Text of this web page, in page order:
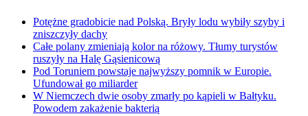
Potężne gradobicie nad Polską. Bryły lodu wybiły szyby i
zniszczyły dachy
Całe polany zmieniają kolor na różowy. Tłumy turystów
ruszyły na Halę Gąsienicową
Pod Toruniem powstaje najwyższy pomnik w Europie.
Ufundował go miliarder
W Niemczech dwie osoby zmarły po kąpieli w Bałtyku.
Powodem zakażenie bakterią